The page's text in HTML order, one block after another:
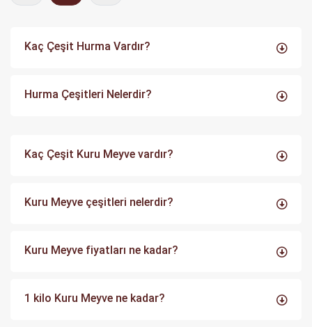
Kaç Çeşit Hurma Vardır?
Hurma Çeşitleri Nelerdir?
Kaç Çeşit Kuru Meyve vardır?
Kuru Meyve çeşitleri nelerdir?
Kuru Meyve fiyatları ne kadar?
1 kilo Kuru Meyve ne kadar?